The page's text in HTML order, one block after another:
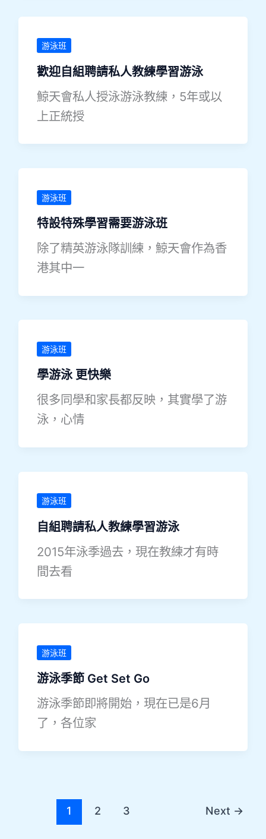
游泳班
歡迎自組聘請私人教練學習游泳
鯨天會私人授泳游泳教練，5年或以
上正統授
游泳班
特設特殊學習需要游泳班
除了精英游泳隊訓練，鯨天會作為香
港其中一
游泳班
學游泳 更快樂
很多同學和家長都反映，其實學了游
泳，心情
游泳班
自組聘請私人教練學習游泳
2015年泳季過去，現在教練才有時
間去看
游泳班
游泳季節 Get Set Go
游泳季節即將開始，現在已是6月
了，各位家
1 2 3 Next →